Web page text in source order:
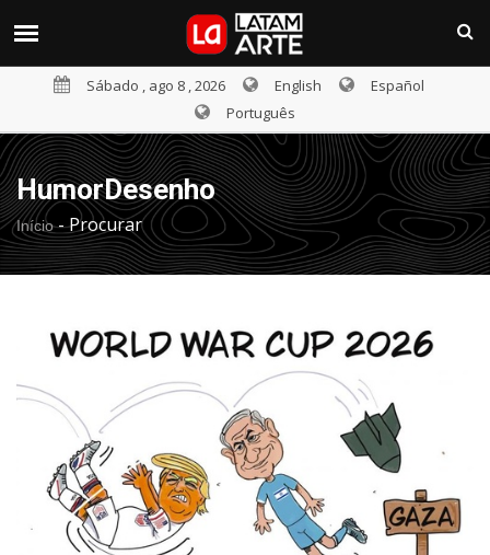
Sábado , ago 8 , 2026 English
Español
Português
HumorDesenho
Início-Procurar